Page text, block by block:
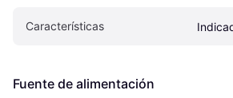
Características
Fuente de alimentación